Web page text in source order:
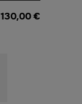
130,00 €